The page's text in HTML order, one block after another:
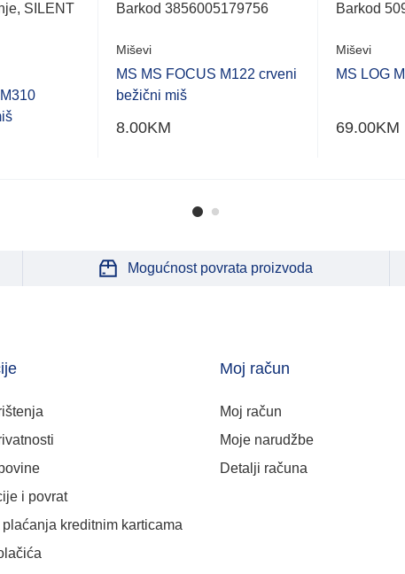
SILENT
Barkod 3856005179756
Miševi
MS MS FOCUS M122 crveni
bežični miš
8.00KM
Barkod
Miševi
MS LOG
69.00KM
Mogućnost povrata proizvoda
i povrat
kreditnim karticama
Moj račun
Moj račun
Moje narudžbe
Detalji računa